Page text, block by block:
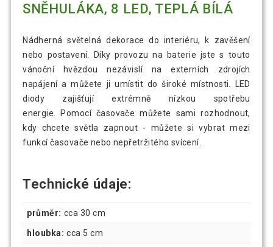
SNĚHULÁKA, 8 LED, TEPLÁ BÍLÁ
Nádherná světelná dekorace do interiéru, k zavěšení
nebo postavení. Díky provozu na baterie jste s touto
vánoční hvězdou nezávislí na externích zdrojích
napájení a můžete ji umístit do široké místnosti. LED
diody zajišťují extrémně nízkou spotřebu
energie. Pomocí časovače můžete sami rozhodnout,
kdy chcete světla zapnout - můžete si vybrat mezi
funkcí časovače nebo nepřetržitého svícení.
Technické údaje:
průměr: cca 30 cm
hloubka: cca 5 cm